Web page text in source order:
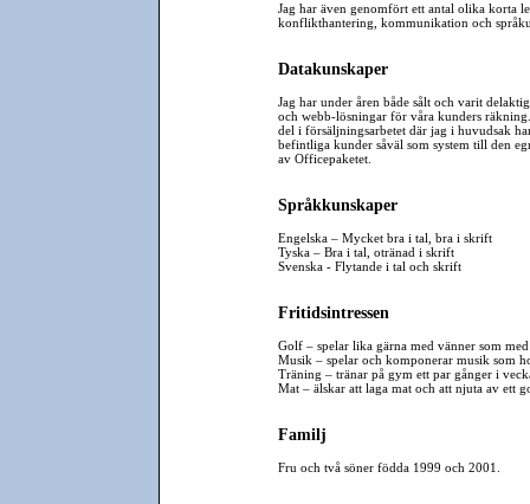
Jag har även genomfört ett antal olika korta
konflikthantering, kommunikation och
Datakunskaper
Jag har under åren både sålt och varit
och webb-lösningar för våra kunders
del i försäljningsarbetet där jag i huvudsak
befintliga kunder såväl som system till den
av Officepaketet.
Språkkunskaper
Engelska – Mycket bra i tal, bra i skrift
Tyska – Bra i tal, otränad i skrift
Svenska - Flytande i tal och skrift
Fritidsintressen
Golf – spelar lika gärna med vänner som
Musik – spelar och komponerar musik som
Träning – tränar på gym ett par gånger i
Mat – älskar att laga mat och att njuta av ett
Familj
Fru och två söner födda 1999 och 2001.